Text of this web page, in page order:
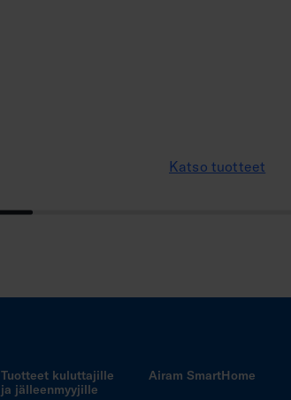
Katso tuotteet
Tuotteet kuluttajille
ja jälleenmyyjille
Airam SmartHome